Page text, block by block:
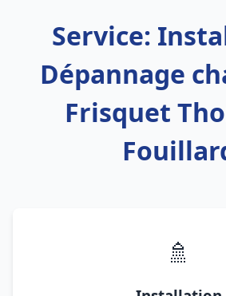
Service:
Dépannage
Frisquet
🚿